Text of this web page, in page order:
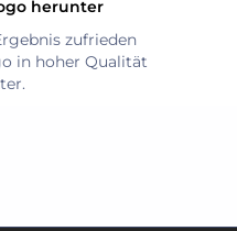
herunter
zufrieden
in hoher Qualität